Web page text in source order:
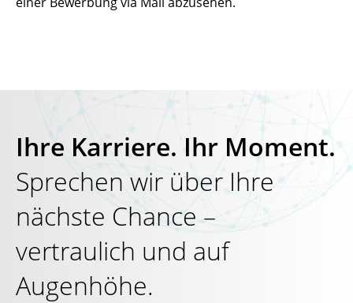
Ihre Karriere. Ihr Moment.
Sprechen wir über Ihre
nächste Chance –
vertraulich und auf
Augenhöhe.